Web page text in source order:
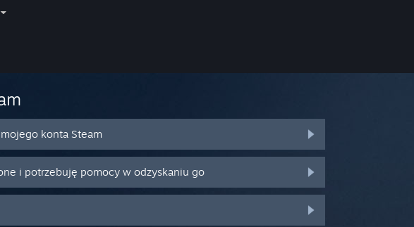
konta Steam
i potrzebuję pomocy w odzyskaniu go